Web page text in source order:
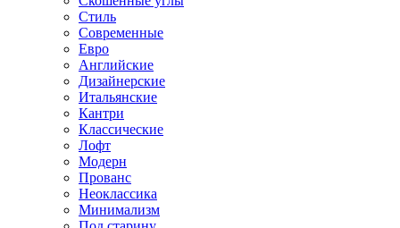
Стиль
Современные
Евро
Английские
Дизайнерские
Итальянские
Кантри
Классические
Лофт
Модерн
Прованс
Неоклассика
Минимализм